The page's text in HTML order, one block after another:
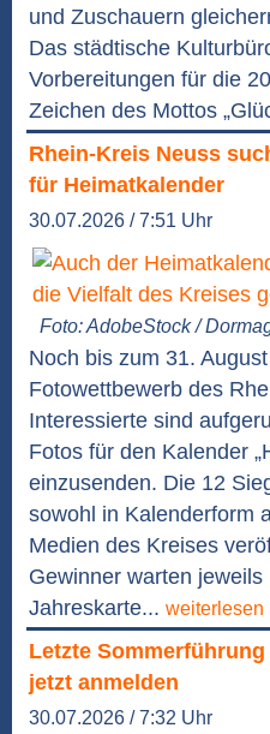
und Zuschauern
Das städtische
Vorbereitungen für die
Zeichen des Mottos
Rhein-Kreis Neuss
für Heimatkalender
30.07.2026 / 7:51 Uhr
Foto: AdobeStock /
Noch bis zum 31.
Fotowettbewerb des
Interessierte sind
Fotos für den Kalender
einzusenden. Die 12
sowohl in Kalenderform
Medien des Kreises
Gewinner warten
Jahreskarte... weiterlesen
Letzte
jetzt anmelden
30.07.2026 / 7:32 Uhr